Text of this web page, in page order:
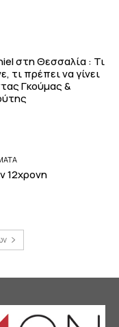
στη Θεσσαλία : Τι
τι πρέπει να γίνει
Γκούμας &
12χρονη